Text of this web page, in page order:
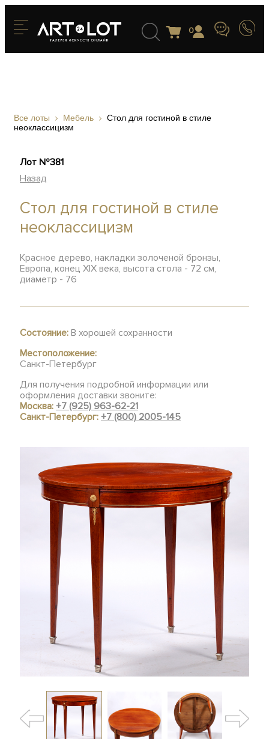
0
Все лоты Мебель
Стол для гостиной в стиле
неоклассицизм
Лот №381
Назад
Стол для гостиной в стиле
неоклассицизм
Красное дерево, накладки золоченой бронзы,
Европа, конец XIX века, высота стола - 72 см,
диаметр - 76
Состояние: В хорошей сохранности
Местоположение:
Санкт-Петербург
Для получения подробной информации или
оформления доставки звоните:
Москва:+7 (925) 963-62-21
Санкт-Петербург:+7 (800) 2005-145